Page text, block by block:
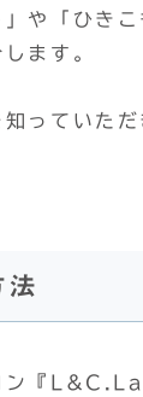
や「ひき
ます。
知っていた
法
ン『